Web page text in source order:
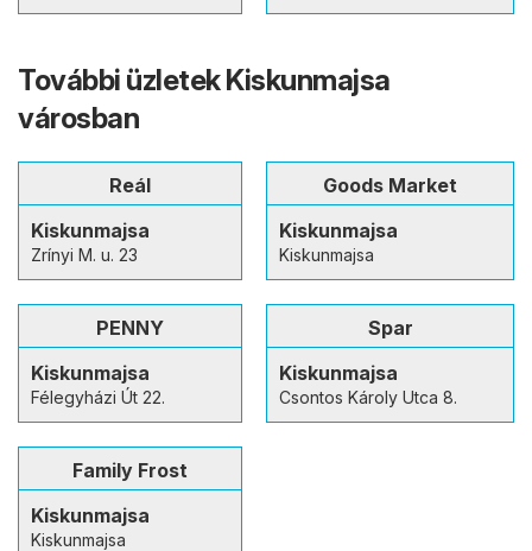
További üzletek Kiskunmajsa
városban
Reál
Kiskunmajsa
Zrínyi M. u. 23
Goods Market
Kiskunmajsa
Kiskunmajsa
PENNY
Kiskunmajsa
Félegyházi Út 22.
Spar
Kiskunmajsa
Csontos Károly Utca 8.
Family Frost
Kiskunmajsa
Kiskunmajsa